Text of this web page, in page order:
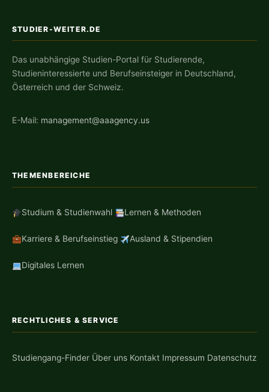
STUDIER-WEITER.DE
Das unabhängige Studien-Portal für Studierende,
Studieninteressierte und Berufseinsteiger in Deutschland,
Österreich und der Schweiz.
E-Mail: management@aaagency.us
THEMENBEREICHE
Studium & Studienwahl Lernen & Methoden
Karriere & Berufseinstieg Ausland & Stipendien
Digitales Lernen
RECHTLICHES & SERVICE
Studiengang-Finder Über uns Kontakt Impressum Datenschutz